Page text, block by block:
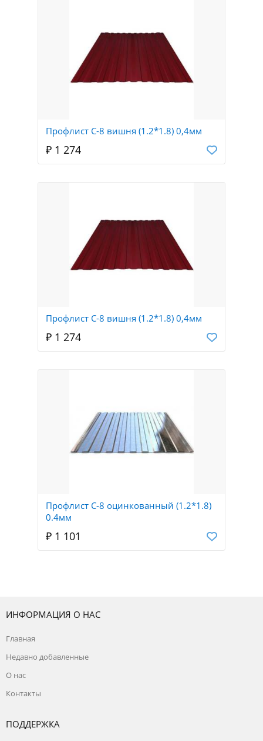
Профлист С-8 вишня (1.2*1.8) 0,4мм
₽ 1 274
Профлист С-8 вишня (1.2*1.8) 0,4мм
₽ 1 274
Профлист С-8 оцинкованный (1.2*1.8)
0.4мм
₽ 1 101
ИНФОРМАЦИЯ О НАС
Главная
Недавно добавленные
О нас
Контакты
ПОДДЕРЖКА